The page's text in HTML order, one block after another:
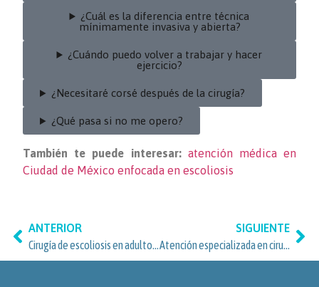
¿Cuál es la diferencia entre técnica
mínimamente invasiva y abierta?
¿Cuándo puedo volver a trabajar y hacer
ejercicio?
¿Necesitaré corsé después de la cirugía?
¿Qué pasa si no me opero?
También te puede interesar: atención médica en
Ciudad de México enfocada en escoliosis
ANTERIOR
Cirugía de escoliosis en adultos: guía para Anzures y Miguel Hidalgo
SIGUIENTE
Atención especializada en cirugía de escoliosis en adultos para residentes de Lomas de Chapultepec y Miguel Hidalgo